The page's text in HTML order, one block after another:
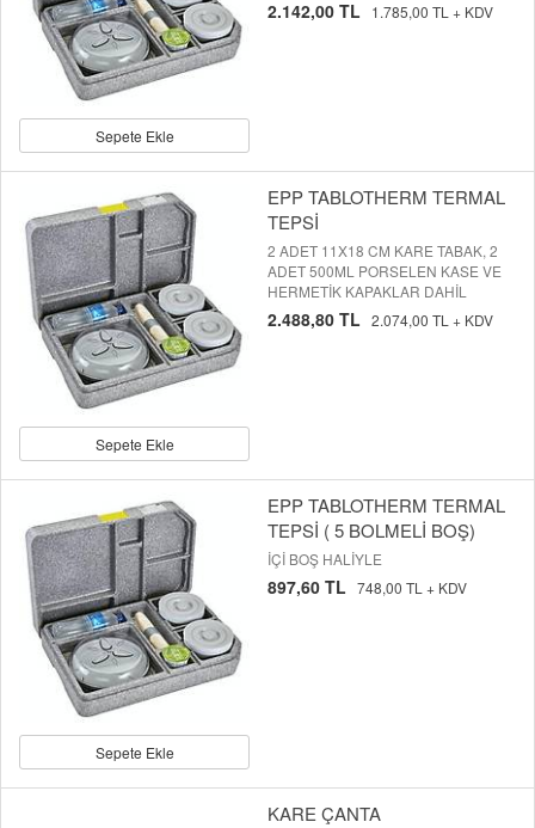
Sepete Ekle
2.142,00 TL 1.785,00 TL + KDV
Sepete Ekle
EPP TABLOTHERM TERMAL
TEPSİ
2 ADET 11X18 CM KARE TABAK, 2
ADET 500ML PORSELEN KASE VE
HERMETİK KAPAKLAR DAHİL
2.488,80 TL 2.074,00 TL + KDV
Sepete Ekle
EPP TABLOTHERM TERMAL
TEPSİ ( 5 BOLMELİ BOŞ)
İÇİ BOŞ HALİYLE
897,60 TL 748,00 TL + KDV
KARE ÇANTA